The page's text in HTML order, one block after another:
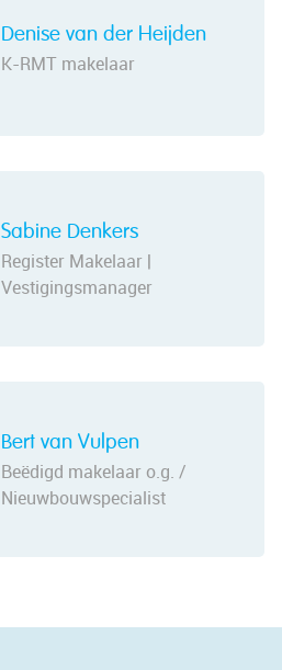
Denise van der Heijden
K-RMT makelaar
Sabine Denkers
Register Makelaar |
Vestigingsmanager
Bert van Vulpen
Beëdigd makelaar o.g. /
Nieuwbouwspecialist